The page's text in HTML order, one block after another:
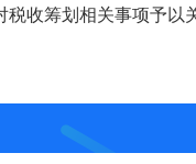
收筹划相关事项予